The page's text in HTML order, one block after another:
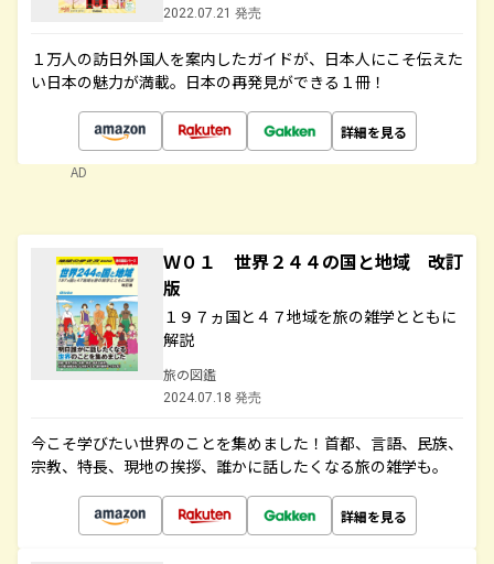
2022.07.21 発売
１万人の訪日外国人を案内したガイドが、日本人にこそ伝えた
い日本の魅力が満載。日本の再発見ができる１冊！
詳細を見る
AD
Ｗ０１ 世界２４４の国と地域 改訂
版
１９７ヵ国と４７地域を旅の雑学とともに
解説
旅の図鑑
2024.07.18 発売
今こそ学びたい世界のことを集めました！首都、言語、民族、
宗教、特長、現地の挨拶、誰かに話したくなる旅の雑学も。
詳細を見る